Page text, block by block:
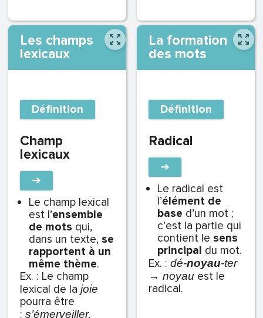
Les champs
lexicaux
Définition
Champ
lexicaux
➔
Le champ lexical
est l’ensemble
de mots qui,
dans un texte, se
rapportent à un
même thème.
Ex. : Le champ
lexical de la joie
pourra être
: s’émerveiller,
La formation
des mots
Définition
Radical
➔
Le radical est
l’élément de
base d’un mot ;
c’est la partie qui
contient le sens
principal du mot.
Ex. : dé-noyau-ter
→ noyau est le
radical.